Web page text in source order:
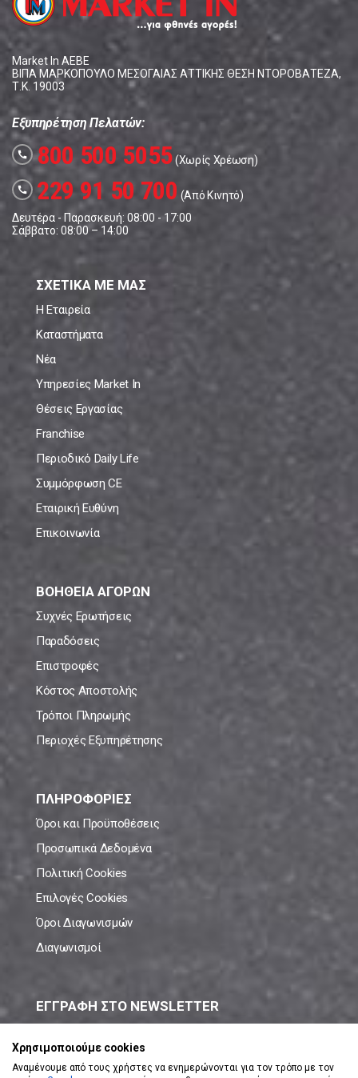
Market In ΑΕΒΕ
ΒΙΠΑ ΜΑΡΚΟΠΟΥΛΟ ΜΕΣΟΓΑΙΑΣ ΑΤΤΙΚΗΣ ΘΕΣΗ ΝΤΟΡΟΒΑΤΕΖΑ,
Τ.Κ. 19003
Εξυπηρέτηση Πελατών:
call 800 500 5055(Χωρίς Χρέωση)
call 229 91 50 700 (Από Κινητό)
Δευτέρα - Παρασκευή: 08:00 - 17:00
Σάββατο: 08:00 – 14:00
ΣΧΕΤΙΚΑ ΜΕ ΜΑΣ
Η Εταιρεία
Καταστήματα
Νέα
Υπηρεσίες Market In
Θέσεις Εργασίας
Franchise
Περιοδικό Daily Life
Συμμόρφωση CE
Εταιρική Ευθύνη
Επικοινωνία
ΒΟΗΘΕΙΑ ΑΓΟΡΩΝ
Συχνές Ερωτήσεις
Παραδόσεις
Επιστροφές
Κόστος Αποστολής
Τρόποι Πληρωμής
Περιοχές Εξυπηρέτησης
ΠΛΗΡΟΦΟΡΙΕΣ
Όροι και Προϋποθέσεις
Προσωπικά Δεδομένα
Πολιτική Cookies
Επιλογές Cookies
Όροι Διαγωνισμών
Διαγωνισμοί
ΕΓΓΡΑΦΗ ΣΤΟ NEWSLETTER
Χρησιμοποιούμε cookies
Αναμένουμε από τους χρήστες να ενημερώνονται για τον τρόπο με τον